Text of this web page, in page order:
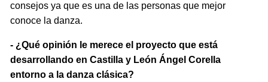
consejos ya que es una de las personas que mejor
conoce la danza.
- ¿Qué opinión le merece el proyecto que está
desarrollando en Castilla y León Ángel Corella
entorno a la danza clásica?